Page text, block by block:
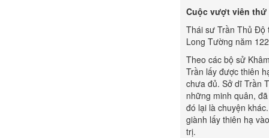
Cuộc vượt viên thứ
Thái sư Trần Thủ Độ
Long Tường năm
Theo các bộ sử
Trần lấy được thiên
chưa đủ. Sở dĩ Trần
những minh quân,
đó lại là chuyện
giành lấy thiên hạ
trị.